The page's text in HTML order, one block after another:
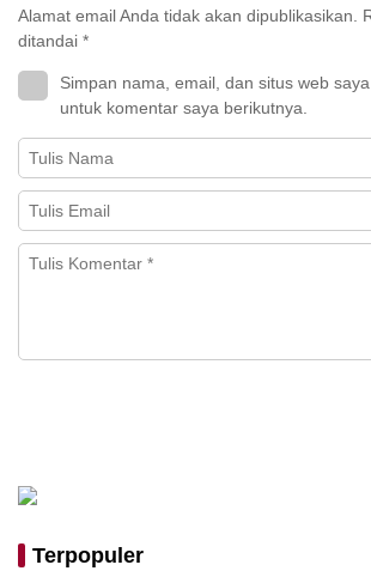
Alamat email Anda tidak akan dipublikasikan.
ditandai *
Simpan nama, email, dan situs web
untuk komentar saya berikutnya.
Terpopuler